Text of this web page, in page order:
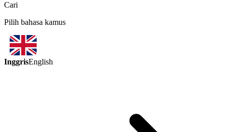
Cari
Pilih bahasa kamus
InggrisEnglish